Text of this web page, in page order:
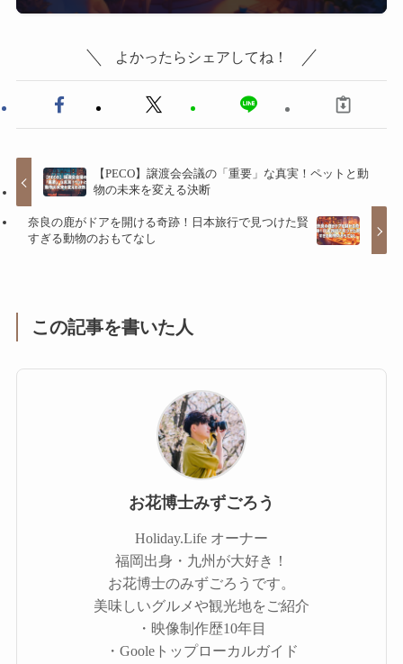
よかったらシェアしてね！
【PECO】譲渡会会議の「重要」な真実！ペットと動
物の未来を変える決断
奈良の鹿がドアを開ける奇跡！日本旅行で見つけた賢
すぎる動物のおもてなし
この記事を書いた人
お花博士みずごろう
Holiday.Life オーナー
福岡出身・九州が大好き！
お花博士のみずごろうです。
美味しいグルメや観光地をご紹介
・映像制作歴10年目
・Gooleトップローカルガイド